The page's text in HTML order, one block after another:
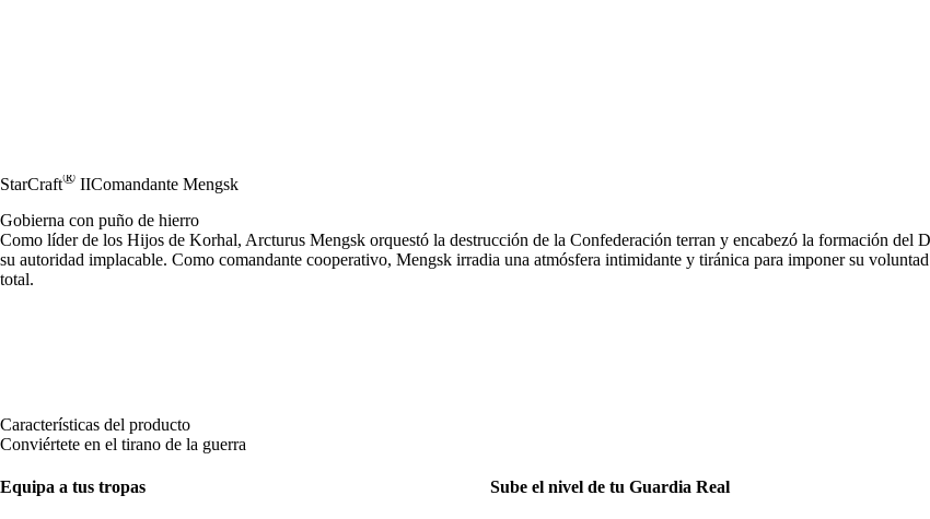
StarCraft® IIComandante Mengsk
Gobierna con puño de hierro
Como líder de los Hijos de Korhal, Arcturus Mengsk orquestó la destrucción de la Confederación terran y encabezó la formación del
su autoridad implacable. Como comandante cooperativo, Mengsk irradia una atmósfera intimidante y tiránica para imponer su
total.
Características del producto
Conviértete en el tirano de la guerra
Equipa a tus tropas Sube el nivel de tu Guardia Real